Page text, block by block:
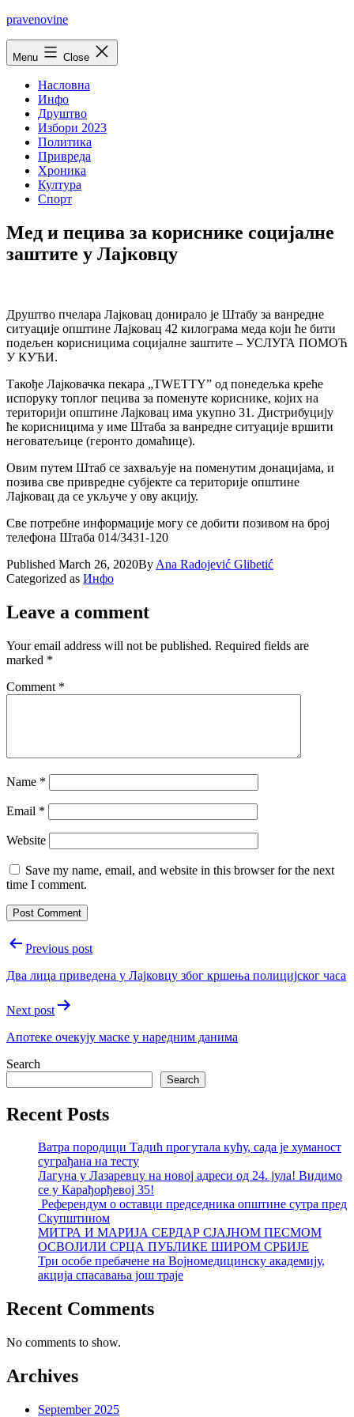
Skip
pravenovine
Menu Close
Насловна
Инфо
Друштво
Избори 2023
Политика
Привреда
Хроника
Култура
Спорт
Мед и пецива за кориснике социјалне
заштите у Лајковцу
Друштво пчелара Лајковац донирало је Штабу за ванредне
ситуације општине Лајковац 42 килограма меда који ће бити
подељен корисницима социјалне заштите – УСЛУГА ПОМОЋ
У КУЋИ.
Такође Лајковачка пекара „TWETTY” од понедељка креће
испоруку топлог пецива за поменуте кориснике, којих на
територији општине Лајковац има укупно 31. Дистрибуцију
ће корисницима у име Штаба за ванредне ситуације вршити
неговатељице (геронто домаћице).
Овим путем Штаб се захваљује на поменутим донацијама, и
позива све привредне субјекте са територије општине
Лајковац да се укључе у ову акцију.
Све потребне информације могу се добити позивом на број
телефона Штаба 014/3431-120
Published March 26, 2020By Ana Radojević Glibetić
Categorized as Инфо
Leave a comment
Your email address will not be published. Required fields are
marked *
Comment *
Name *
Email *
Website
Save my name, email, and website in this browser for the next
time I comment.
PostPrevious post
Два лица приведена у Лајковцу због кршења полицијског часа
Next post
Апотеке очекују маске у наредним данима
Search
Search
Recent Posts
Ватра породици Тадић прогутала кућу, сада је хуманост
суграђана на тесту
Лагуна у Лазаревцу на новој адреси од 24. јула! Видимо
се у Карађорђевој 35!
Референдум о оставци председника општине сутра пред
Скупштином
МИТРА И МАРИЈА СЕРДАР СЈАЈНОМ ПЕСМОМ
ОСВОЈИЛИ СРЦА ПУБЛИКЕ ШИРОМ СРБИЈЕ
Три особе пребачене на Војномедицинску академију,
акција спасавања још траје
Recent Comments
No comments to show.
Archives
September 2025